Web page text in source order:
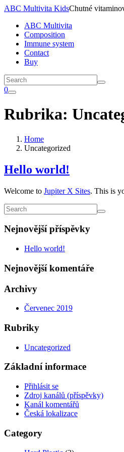
ABC Multivita KidsChutné
ABC Multivita
Composition
Immune system
Contact
Buy
0
Rubrika:
Home
Uncategorized
Hello world!
Welcome to Jupiter X Sites. This is
Nejnovější příspěvky
Hello world!
Nejnovější komentáře
Archivy
Červenec 2019
Rubriky
Uncategorized
Základní informace
Přihlásit se
Zdroj kanálů (příspěvky)
Kanál komentářů
Česká lokalizace
Category